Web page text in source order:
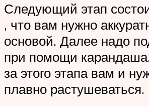
Следующий этап
, что вам нужно
основой. Далее надо
при помощи
за этого этапа вам и
плавно растушеваться.